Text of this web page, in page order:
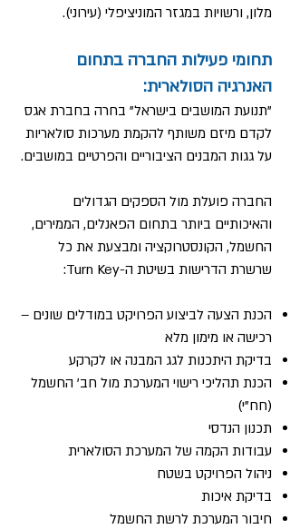
מלון, ורשויות במגזר המוניציפלי (עירוני).
תחומי פעילות החברה בתחום
האנרגיה הסולארית:
"תנועת המושבים בישראל" בחרה בחברת אגס
לקדם מיזם משותף להקמת מערכות סולאריות
על גגות המבנים הציבוריים והפרטיים במושבים.
החברה פועלת מול הספקים הגדולים
והאיכותיים ביותר בתחום הפאנלים, הממירים,
החשמל, הקונסטרוקציה ומבצעת את כל
שרשרת הדרישות בשיטת ה-Turn Key:
הכנת הצעה לביצוע הפרויקט במודלים שונים –
רכישה או מימון מלא
בדיקת היתכנות לגג המבנה או לקרקע
הכנת תהליכי רישוי המערכת מול חב' החשמל
(חח"י)
תכנון הנדסי
עבודות הקמה של המערכת הסולארית
ניהול הפרויקט בשטח
בדיקת איכות
חיבור המערכת לרשת החשמל